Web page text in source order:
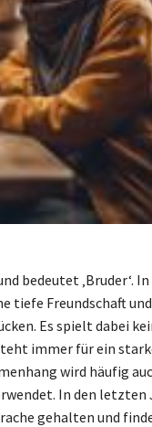
bedeutet ‚Bruder‘.
tiefe Freundschaft und
Es spielt dabei
immer für ein
wird häufig
In den
gehalten und